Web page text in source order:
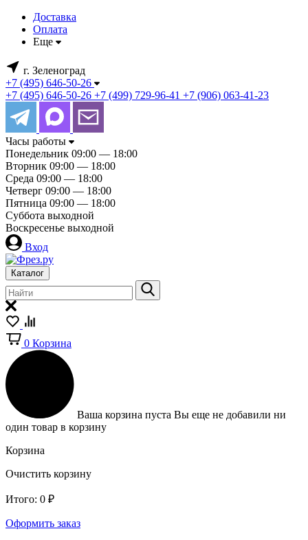
Доставка
Оплата
Еще
г. Зеленоград
+7 (495) 646-50-26
+7 (495) 646-50-26 +7 (499) 729-96-41 +7 (906) 063-41-23
Часы работы
Понедельник 09:00 — 18:00
Вторник 09:00 — 18:00
Среда 09:00 — 18:00
Четверг 09:00 — 18:00
Пятница 09:00 — 18:00
Суббота выходной
Воскресенье выходной
Вход
Каталог
0 Корзина
Ваша корзина пуста Вы еще не добавили ни
один товар в корзину
Корзина
Очистить корзину
Итого: 0 ₽
Оформить заказ